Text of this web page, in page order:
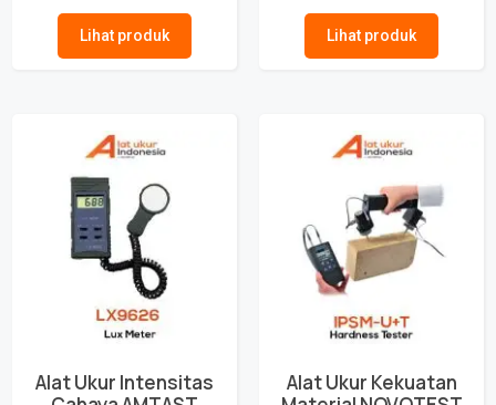
Lihat produk Lihat produk
Alat Ukur Intensitas
Alat Ukur Kekuatan